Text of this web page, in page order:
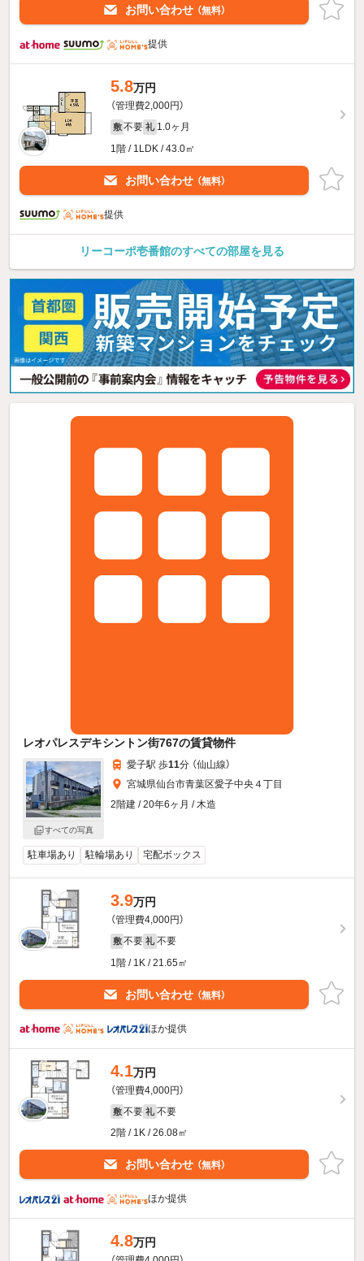
お問い合わせ （無料）
提供
5.8万円
（管理費2,000円）
敷 不要 礼 1.0ヶ月
1階 / 1LDK / 43.0㎡
お問い合わせ （無料）
提供
リーコーポ壱番館のすべての部屋を見る
レオパレスデキシントン街767の賃貸物件
すべての写真
愛子駅 歩11分 （仙山線）
宮城県仙台市青葉区愛子中央４丁目
2階建 / 20年6ヶ月 / 木造
駐車場あり 駐輪場あり 宅配ボックス
3.9万円
（管理費4,000円）
敷 不要 礼 不要
1階 / 1K / 21.65㎡
お問い合わせ （無料）
ほか提供
4.1万円
（管理費4,000円）
敷 不要 礼 不要
2階 / 1K / 26.08㎡
お問い合わせ （無料）
ほか提供
4.8万円